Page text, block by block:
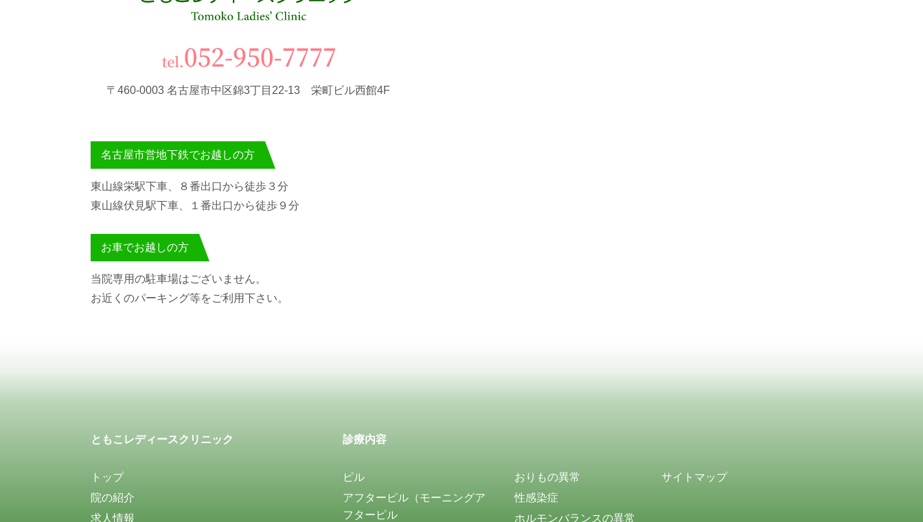
〒460-0003 名古屋市中区錦3丁目22-13 栄町ビル西館4F
名古屋市営地下鉄でお越しの方
東山線栄駅下車、８番出口から徒歩３分
東山線伏見駅下車、１番出口から徒歩９分
お車でお越しの方
当院専用の駐車場はございません。
お近くのパーキング等をご利用下さい。
ともこレディースクリニック
トップ
院の紹介
求人情報
診療内容
ピル
アフターピル（モーニングア
フターピル
おりもの異常
性感染症
ホルモンバランスの異常
サイトマップ